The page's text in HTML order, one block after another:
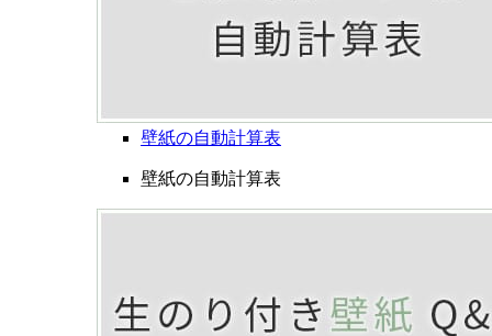
壁紙の自動計算表
壁紙の自動計算表